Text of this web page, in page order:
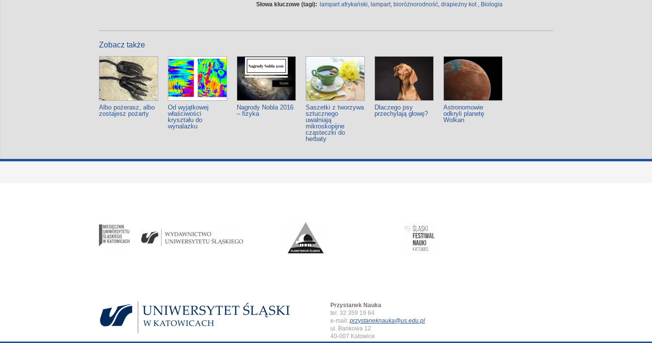
Słowa kluczowe (tagi): lampart afrykański lampart bioróżnorodność drapieżny kot Biologia
Zobacz także
Albo pożerasz, albo
zostajesz pożarty
Od wyjątkowej
właściwości
kryształu do
wynalazku
Nagrody Nobla 2016
– fizyka
Saszetki z tworzywa
sztucznego
uwalniają
mikroskopijne
cząsteczki do
herbaty
Dlaczego psy
przechylają głowę?
Astronomowie
odkryli planetę
Wolkan
Przystanek Nauka
tel. 32 359 19 64
e-mail:przystaneknauka@us.edu.pl
ul. Bankowa 12
40-007 Katowice